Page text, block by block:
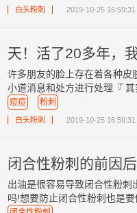
白头粉刺 2019-10-25 16:59:31
天！活了20多年，
许多朋友的脸上存在着各种皮
小道消息和处方进行处理『
痘痘 粉刺
白头粉刺 2019-10-25 16:59:31
闭合性粉刺的前因
出油是很容易导致闭合性粉
吗!想要防止闭合性粉刺也是